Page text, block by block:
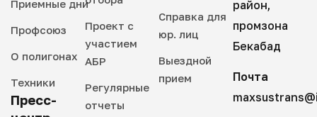
Приемные дни
Профсоюз
О полигонах
Техники
Пресс-
Проект с
участием
АБР
Регулярные
отчеты
Справка для
юр. лиц
Выездной
прием
район,
промзона
Бекабад
Почта